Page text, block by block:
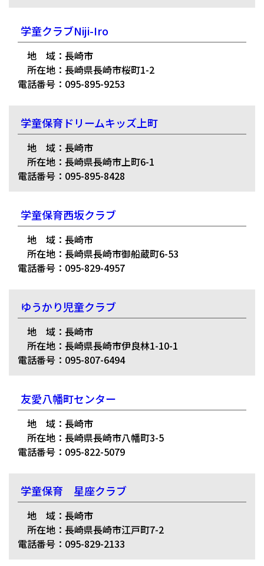
学童クラブNiji-Iro
地 域：長崎市
所在地：長崎県長崎市桜町1-2
電話番号：095-895-9253
学童保育ドリームキッズ上町
地 域：長崎市
所在地：長崎県長崎市上町6-1
電話番号：095-895-8428
学童保育西坂クラブ
地 域：長崎市
所在地：長崎県長崎市御船蔵町6-53
電話番号：095-829-4957
ゆうかり児童クラブ
地 域：長崎市
所在地：長崎県長崎市伊良林1-10-1
電話番号：095-807-6494
友愛八幡町センター
地 域：長崎市
所在地：長崎県長崎市八幡町3-5
電話番号：095-822-5079
学童保育 星座クラブ
地 域：長崎市
所在地：長崎県長崎市江戸町7-2
電話番号：095-829-2133